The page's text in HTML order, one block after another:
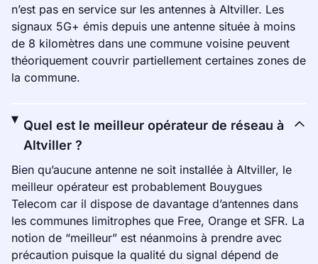
n’est pas en service sur les antennes à Altviller. Les
signaux 5G+ émis depuis une antenne située à moins
de 8 kilomètres dans une commune voisine peuvent
théoriquement couvrir partiellement certaines zones de
la commune.
Quel est le meilleur opérateur de réseau à
Altviller ?
Bien qu’aucune antenne ne soit installée à Altviller, le
meilleur opérateur est probablement Bouygues
Telecom car il dispose de davantage d’antennes dans
les communes limitrophes que Free, Orange et SFR. La
notion de “meilleur” est néanmoins à prendre avec
précaution puisque la qualité du signal dépend de